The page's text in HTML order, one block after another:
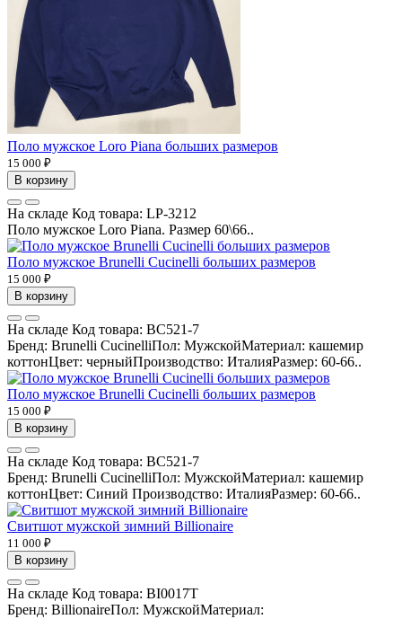
Поло мужское Loro Piana больших размеров
15 000 ₽
В корзину
На складе Код товара: LP-3212
Поло мужское Loro Piana. Размер 60\66..
Поло мужское Brunelli Cucinelli больших размеров
15 000 ₽
В корзину
На складе Код товара: BC521-7
Бренд: Brunelli CucinelliПол: МужскойМатериал: кашемир
коттонЦвет: черныйПроизводство: ИталияРазмер: 60-66..
Поло мужское Brunelli Cucinelli больших размеров
15 000 ₽
В корзину
На складе Код товара: BC521-7
Бренд: Brunelli CucinelliПол: МужскойМатериал: кашемир
коттонЦвет: Синий Производство: ИталияРазмер: 60-66..
Свитшот мужской зимний Billionaire
11 000 ₽
В корзину
На складе Код товара: BI0017T
Бренд: BillionaireПол: МужскойМатериал: